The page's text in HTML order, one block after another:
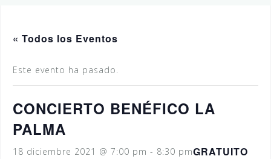
« Todos los Eventos
Este evento ha pasado.
CONCIERTO BENÉFICO LA
PALMA
18 diciembre 2021 @ 7:00 pm - 8:30 pmGRATUITO